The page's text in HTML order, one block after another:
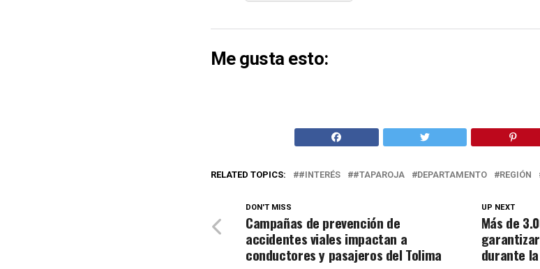
Me gusta esto:
RELATED TOPICS: #INTERÉS #TAPAROJA DEPARTAMENTO REGIÓN
UP NEXT
Más de
durante
DON'T MISS
Campañas de prevención de
accidentes viales impactan a
conductores y pasajeros del Tolima